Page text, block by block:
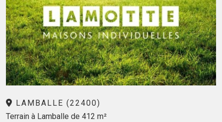
LAMBALLE (22400)
Terrain à Lamballe de 412 m²